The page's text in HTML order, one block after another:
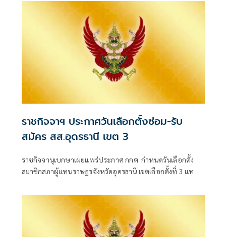
ราชกิจจาฯ ประกาศวันเลือกตั้งซ่อม-รับ
สมัคร สส.อุดรธานี เขต 3
ราชกิจจานุเบกษาเผยแพร่ประกาศ กกต. กำหนดวันเลือกตั้ง
สมาชิกสภาผู้แทนราษฎรจังหวัดอุดรธานี เขตเลือกตั้งที่ 3 แท